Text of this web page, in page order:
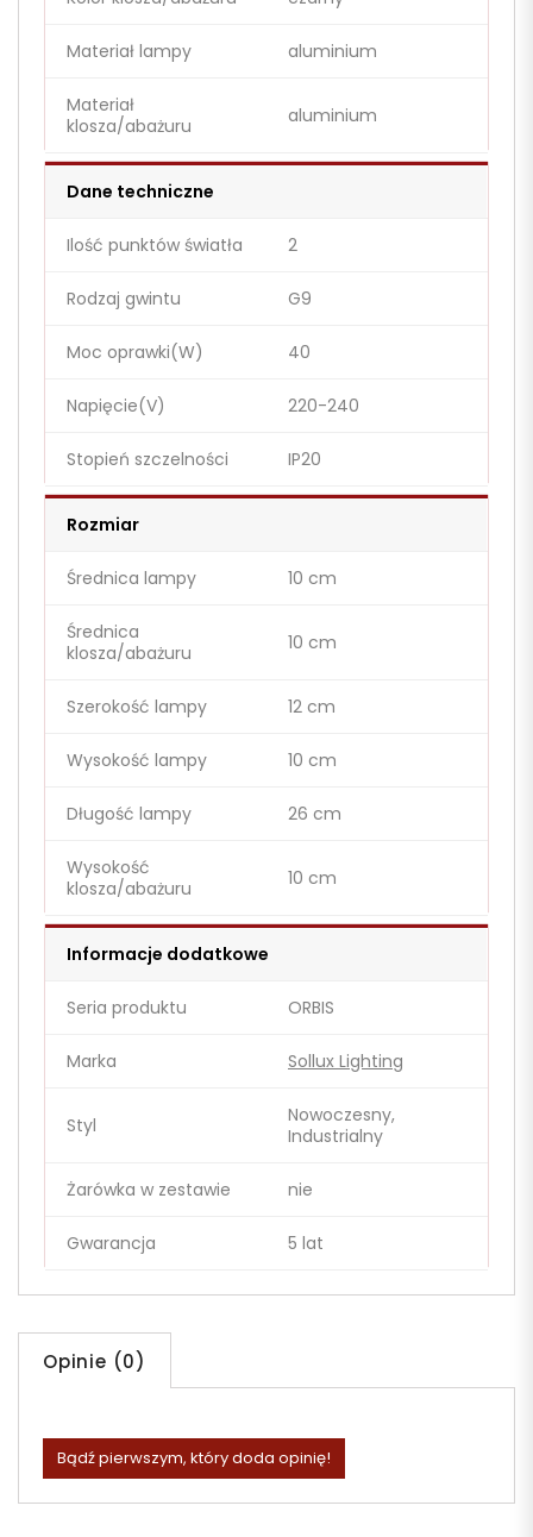
Materiał lampy aluminium
Materiał
klosza/abażuru
aluminium
Dane techniczne
Ilość punktów światła 2
Rodzaj gwintu G9
Moc oprawki(W) 40
Napięcie(V) 220-240
Stopień szczelności IP20
Rozmiar
Średnica lampy 10 cm
Średnica
klosza/abażuru
10 cm
Szerokość lampy 12 cm
Wysokość lampy 10 cm
Długość lampy 26 cm
Wysokość
klosza/abażuru
10 cm
Informacje dodatkowe
Seria produktu ORBIS
Marka Sollux Lighting
Styl
Nowoczesny,
Industrialny
Żarówka w zestawie nie
Gwarancja 5 lat
Opinie (0)
Bądź pierwszym, który doda opinię!